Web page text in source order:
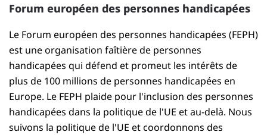
Forum européen des personnes handicapées
Le Forum européen des personnes handicapées (FEPH)
est une organisation faîtière de personnes
handicapées qui défend et promeut les intérêts de
plus de 100 millions de personnes handicapées en
Europe. Le FEPH plaide pour l'inclusion des personnes
handicapées dans la politique de l'UE et au-delà. Nous
suivons la politique de l'UE et coordonnons des